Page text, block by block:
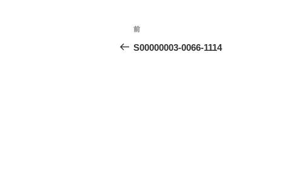
投
稿
前
の
前
S00000003-0066-1114